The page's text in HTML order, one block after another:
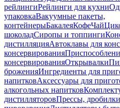
рейлингиРейлинги для кухни
упаковкаВакуумные пакеты,
контейнерыБакалеяКофеЧай
шоколадСиропы и топпинги
дистилляцияАвтоклавы для
консервирования
консервированияОткрывалки
броженияИнгредиенты для
напитковАксессуары для
алкогольных напитков
дистилляторовПрессы,